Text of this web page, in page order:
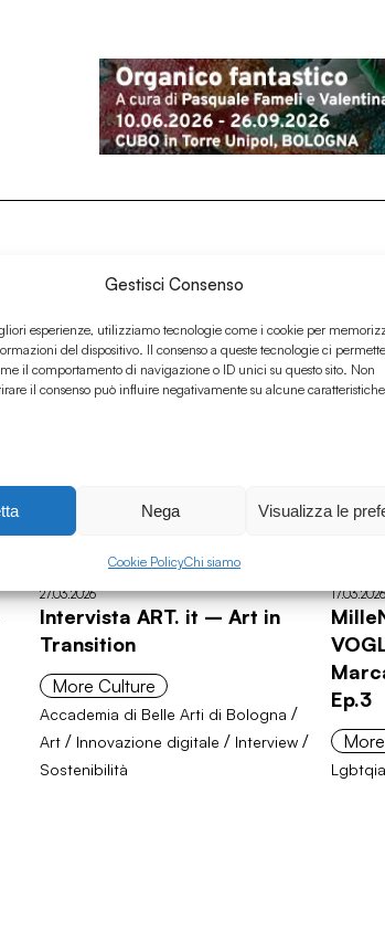
Gestisci Consenso
esperienze, utilizziamo tecnologie come i cookie per
del dispositivo. Il consenso a queste tecnologie ci
il comportamento di navigazione o ID unici su questo sito. Non
il consenso può influire negativamente su alcune
Nega Visualizza le
Cookie PolicyChi siamo
27.03.2026
Intervista ART. it – Art in
Transition
More Culture
Accademia di Belle Arti di Bologna /
Art/ Innovazione digitale / Interview/
Sostenibilità
Ep.3